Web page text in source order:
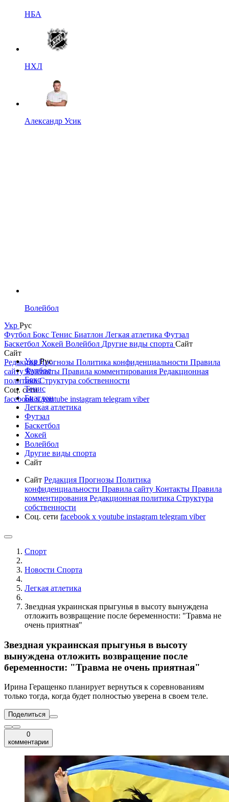
НБА
НХЛ
Александр Усик
Волейбол
Укр Рус
Футбол Бокс Тенис Биатлон Легкая атлетика Футзал
Баскетбол Хокей Волейбол Другие виды спорта Сайт
Сайт
РедакцияПрогнозы Политика конфиденциальности Правила
сайтуКонтакты Правила комментирования Редакционная
политикаСтруктура собственности
Соц. сети
facebookxyoutube instagram telegram viber
УкрРус
Футбол
Бокс
Тенис
Биатлон
Легкая атлетика
Футзал
Баскетбол
Хокей
Волейбол
Другие виды спорта
Сайт
Сайт Редакция Прогнозы Политика
конфиденциальности Правила сайту Контакты Правила
комментирования Редакционная политика Структура
собственности
Соц. сети facebook x youtube instagram telegram viber
Спорт
Новости Cпорта
Легкая атлетика
Звездная украинская прыгунья в высоту вынуждена
отложить возвращение после беременности: "Травма не
очень приятная"
Звездная украинская прыгунья в высоту
вынуждена отложить возвращение после
беременности: "Травма не очень приятная"
Ирина Геращенко планирует вернуться к соревнованиям
только тогда, когда будет полностью уверена в своем теле.
Поделиться
0
комментарии